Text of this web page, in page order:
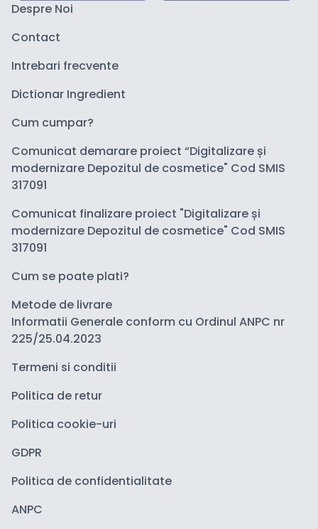
Despre Noi
Contact
Intrebari frecvente
Dictionar Ingredient
Cum cumpar?
Comunicat demarare proiect “Digitalizare și
modernizare Depozitul de cosmetice" Cod SMIS
317091
Comunicat finalizare proiect "Digitalizare și
modernizare Depozitul de cosmetice" Cod SMIS
317091
Cum se poate plati?
Metode de livrare
Informatii Generale conform cu Ordinul ANPC nr
225/25.04.2023
Termeni si conditii
Politica de retur
Politica cookie-uri
GDPR
Politica de confidentialitate
ANPC